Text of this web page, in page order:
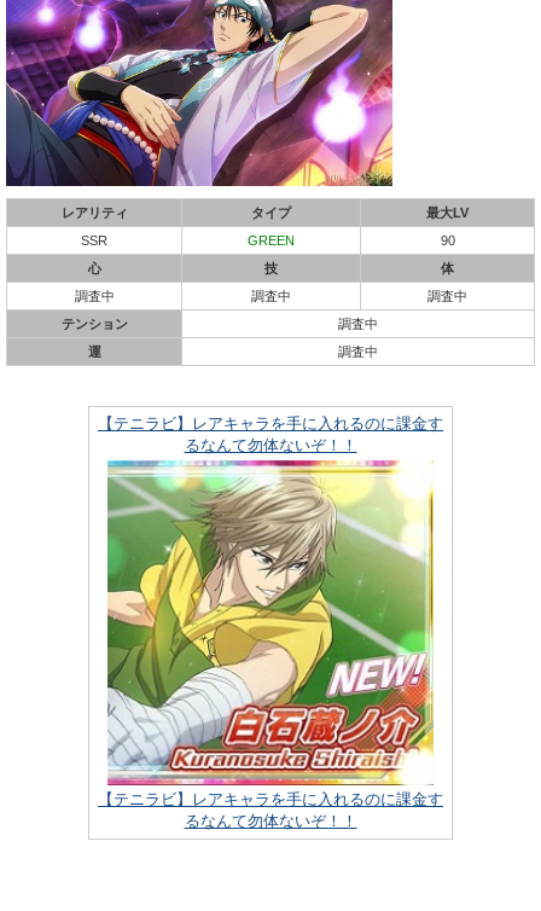
レアリティ タイプ
最大LV
SSR
GREEN
90
心
技
体
調査中
調査中
調査中
テンション
調査中
運
調査中
【テニラビ】レアキャラを手に入れるのに課金す
るなんて勿体ないぞ！！
【テニラビ】レアキャラを手に入れるのに課金す
るなんて勿体ないぞ！！